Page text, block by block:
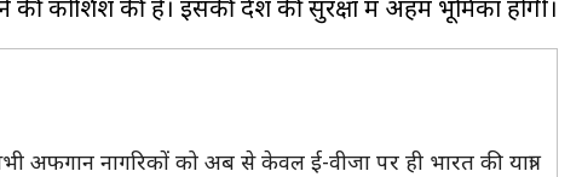
अफगान नागरिकों को अब से केवल ई-वीजा पर ही भारत की यात्रा